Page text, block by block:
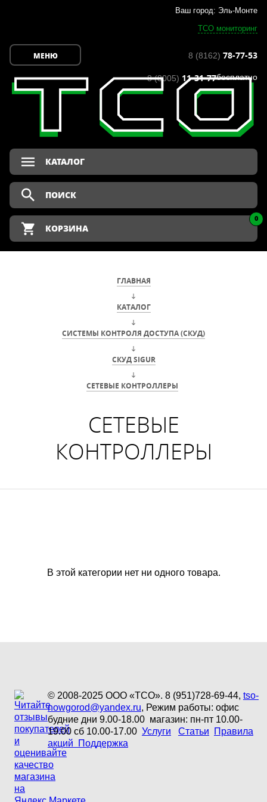
Ваш город: Эль-Монте
ТСО мониторинг
МЕНЮ 8 (8162) 78-77-53
8 (8005) 11-31-77бесплатно
КАТАЛОГ
КОРЗИНА
0
ГЛАВНАЯ
КАТАЛОГ
СИСТЕМЫ КОНТРОЛЯ ДОСТУПА (СКУД)
СКУД SIGUR
СЕТЕВЫЕ КОНТРОЛЛЕРЫ
СЕТЕВЫЕ
КОНТРОЛЛЕРЫ
В этой категории нет ни одного товара.
© 2008-2025 ООО «ТСО». 8 (951)728-69-44, tso-
nowgorod@yandex.ru, Режим работы: офис
будние дни 9.00-18.00 магазин: пн-пт 10.00-
19.00 сб 10.00-17.00 Услуги Статьи
Правила
акций
Поддержка